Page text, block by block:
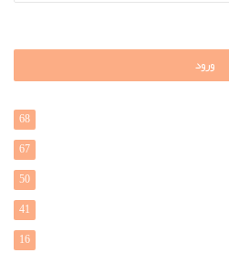
ورود
68
67
50
41
16